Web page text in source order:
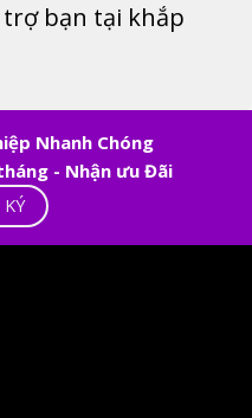
bạn tại khắp
Nhanh Chóng
- Nhận ưu Đãi